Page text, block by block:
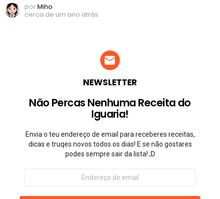
porMiho
cerca de um ano atrás
NEWSLETTER
Não Percas Nenhuma Receita do
Iguaria!
Envia o teu endereço de email para receberes receitas,
dicas e truqes novos todos os dias! E se não gostares
podes sempre sair da lista! ;D
Endereço
email